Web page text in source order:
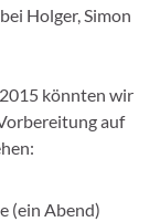
Holger, Simon
könnten wir
auf
(ein Abend)